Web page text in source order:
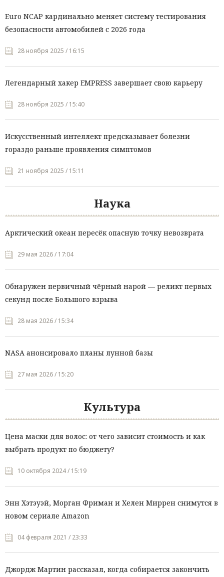
Euro NCAP кардинально меняет систему тестирования
безопасности автомобилей с 2026 года
28 ноября 2025 / 16:15
Легендарный хакер EMPRESS завершает свою карьеру
28 ноября 2025 / 15:40
Искусственный интеллект предсказывает болезни
гораздо раньше проявления симптомов
21 ноября 2025 / 15:11
Наука
Арктический океан пересёк опасную точку невозврата
29 мая 2026 / 17:04
Обнаружен первичный чёрный нарой — реликт первых
секунд после Большого взрыва
28 мая 2026 / 15:34
NASA анонсировало планы лунной базы
27 мая 2026 / 15:20
Культура
Цена маски для волос: от чего зависит стоимость и как
выбрать продукт по бюджету?
10 октября 2024 / 15:19
Энн Хэтэуэй, Морган Фриман и Хелен Миррен снимутся в
новом сериале Amazon
04 февраля 2021 / 23:33
Джордж Мартин рассказал, когда собирается закончить